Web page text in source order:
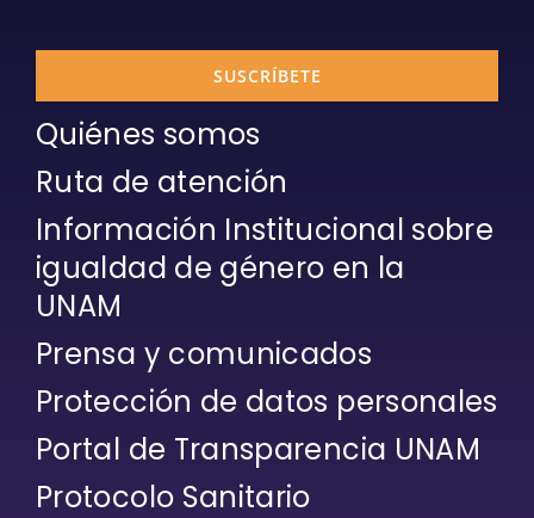
SUSCRÍBETE
Quiénes somos
Ruta de atención
Información Institucional sobre
igualdad de género en la
UNAM
Prensa y comunicados
Protección de datos personales
Portal de Transparencia UNAM
Protocolo Sanitario